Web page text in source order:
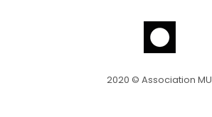
2020 © Association MU